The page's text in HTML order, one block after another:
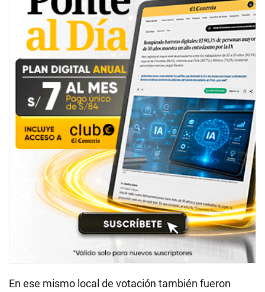
En ese mismo local de votación también fueron